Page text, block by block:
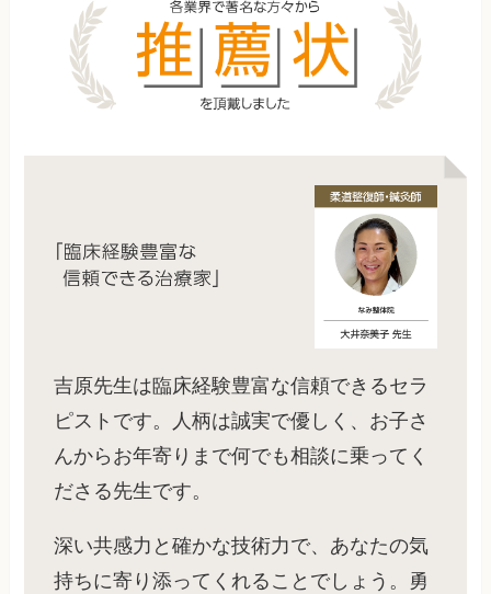
吉原先生は臨床経験豊富な信頼できるセラ
ピストです。人柄は誠実で優しく、お子さ
んからお年寄りまで何でも相談に乗ってく
ださる先生です。
深い共感力と確かな技術力で、あなたの気
持ちに寄り添ってくれることでしょう。勇